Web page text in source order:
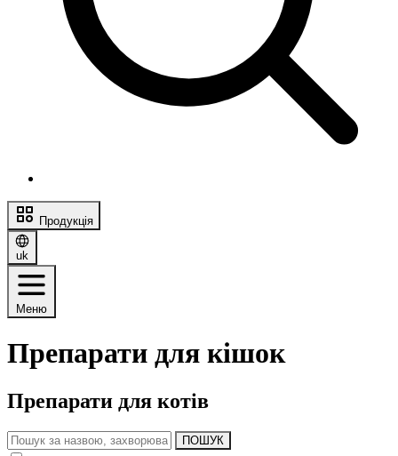
Продукція
uk
Меню
Препарати для кішок
Препарати для котів
ПОШУК